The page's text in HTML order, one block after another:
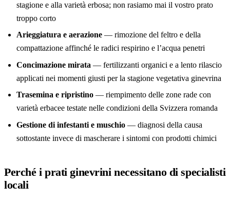
stagione e alla varietà erbosa; non rasiamo mai il vostro prato
troppo corto
Arieggiatura e aerazione — rimozione del feltro e della
compattazione affinché le radici respirino e l’acqua penetri
Concimazione mirata — fertilizzanti organici e a lento rilascio
applicati nei momenti giusti per la stagione vegetativa ginevrina
Trasemina e ripristino — riempimento delle zone rade con
varietà erbacee testate nelle condizioni della Svizzera romanda
Gestione di infestanti e muschio — diagnosi della causa
sottostante invece di mascherare i sintomi con prodotti chimici
Perché i prati ginevrini necessitano di specialisti
locali